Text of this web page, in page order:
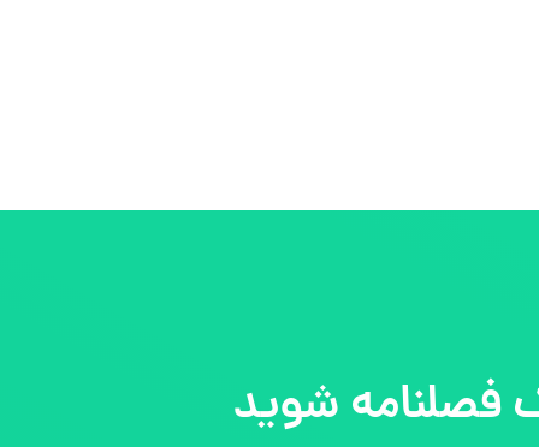
فصلنامه شوید